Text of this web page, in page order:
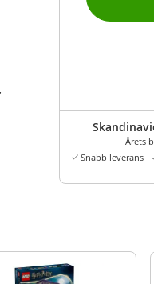
Årets
Snabb leverans